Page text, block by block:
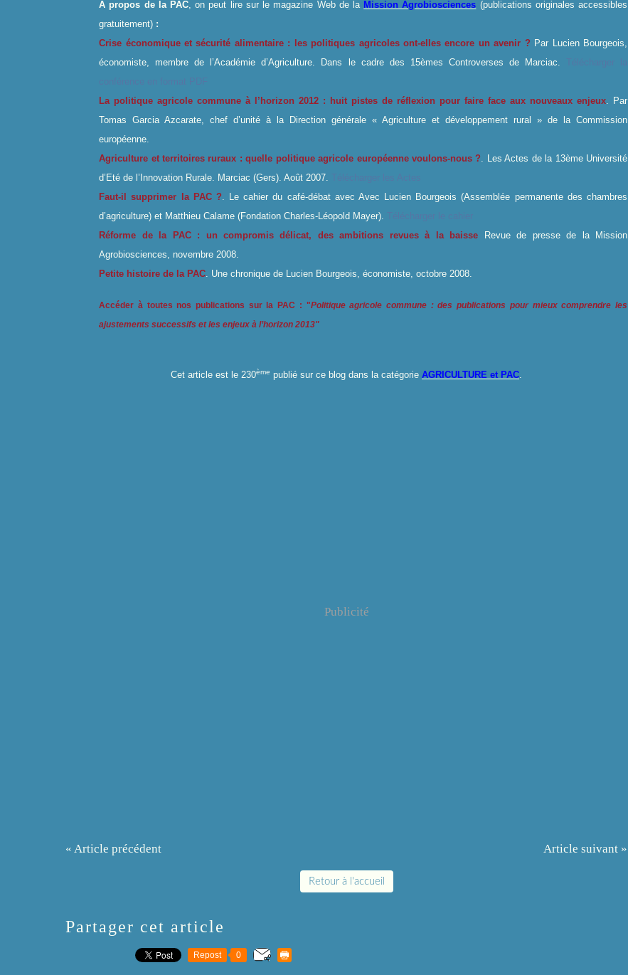
A propos de la PAC , on peut lire sur le magazine Web de la Mission Agrobiosciences (publications originales accessibles
gratuitement) :
Crise économique et sécurité alimentaire : les politiques agricoles ont-elles encore un avenir ? Par Lucien Bourgeois,
économiste, membre de l’Académie d’Agriculture. Dans le cadre des 15èmes Controverses de Marciac.
Télécharger la
conférence en format PDF
La politique agricole commune à l’horizon 2012 : huit pistes de réflexion pour faire face aux nouveaux enjeux . Par
Tomas Garcia Azcarate, chef d’unité à la Direction générale « Agriculture et développement rural » de la Commission
européenne.
Agriculture et territoires ruraux : quelle politique agricole européenne voulons-nous ? . Les Actes de la 13ème Université
d’Eté de l’Innovation Rurale. Marciac (Gers). Août 2007.
Télécharger les Actes
Faut-il supprimer la PAC ? . Le cahier du café-débat avec Avec Lucien Bourgeois (Assemblée permanente des chambres
d’agriculture) et Matthieu Calame (Fondation Charles-Léopold Mayer).
Télécharger le cahier
Réforme de la PAC : un compromis délicat, des ambitions revues à la baisse Revue de presse de la Mission
Agrobiosciences, novembre 2008.
Petite histoire de la PAC . Une chronique de Lucien Bourgeois, économiste, octobre 2008.
Accéder à toutes nos publications sur la PAC : "Politique agricole commune : des publications pour mieux comprendre les
ajustements successifs et les enjeux à l’horizon 2013"
Cet article est le 230ème publié sur ce blog dans la catégorie AGRICULTURE et PAC
Publicité
« Article précédent Article suivant »
Retour à l'accueil
Partager cet article
Repost 0